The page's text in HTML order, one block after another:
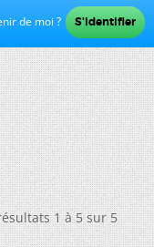
de moi ?
1 à 5 sur 5